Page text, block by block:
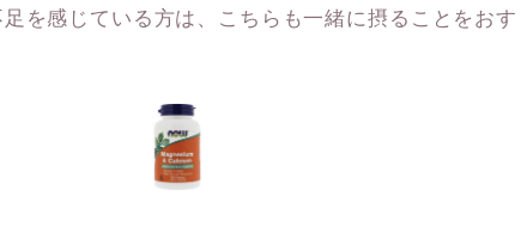
を感じている方は、こちらも一緒に摂ることをおす